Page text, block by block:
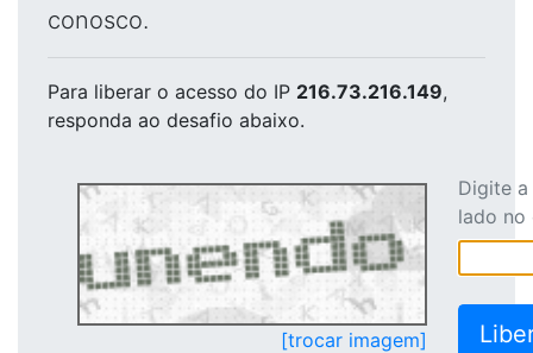
conosco.
Para liberar o acesso do IP 216.73.216.149,
responda ao desafio abaixo.
[trocar imagem]
Digite
lado no